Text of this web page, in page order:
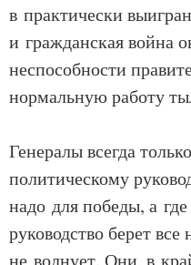
в практически
и гражданская война
неспособности
нормальную работу
Генералы всегда
политическому
надо для победы, а
руководство берет
не волнует. Они, в